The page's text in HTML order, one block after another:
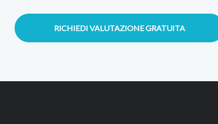
RICHIEDI VALUTAZIONE GRATUITA